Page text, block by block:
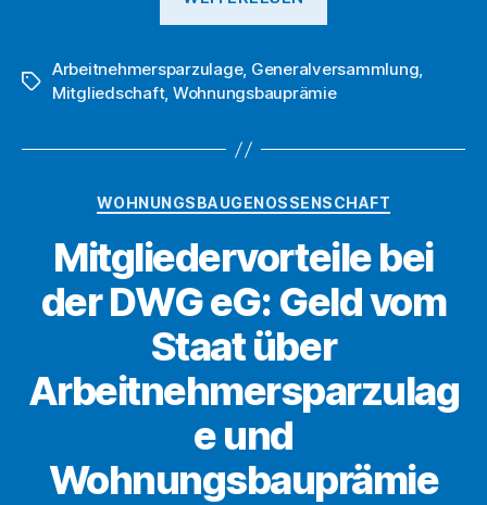
Auszahlung
bei
ab?“
Schlagwörter
Arbeitnehmersparzulage, Generalversammlung,
Mitgliedschaft, Wohnungsbauprämie
Kategorien
WOHNUNGSBAUGENOSSENSCHAFT
Mitgliedervorteile bei
der DWG eG: Geld vom
Staat über
Arbeitnehmersparzulag
e und
Wohnungsbauprämie